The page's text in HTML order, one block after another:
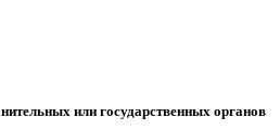
или государственных органов